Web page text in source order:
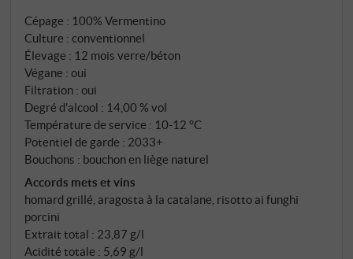
se passe-t-il si l'on donne du temps au Vermentino ?
C'est-à-dire du vrai temps. Vendanges manuelles à
partir de mi-septembre, refroidissement
immédiatement après l'égrappage, brève
macération à basse température, fermentation en
cuves inox à 16-18 °C avec bâtonnage. Jusqu'ici, la
Life Edition correspond au fameux Sciala. Puis vient
la différence : 12 mois d'élevage à parts égales dans
des conteneurs en verre de 225 litres et des œufs en
béton de 700 litres – deux récipients neutres,
pauvres en oxygène, qui façonnent le vin sans le
surcharger. Ensuite, au moins 9 mois en bouteille.
Cépage : 100% Vermentino
Culture : conventionnel
Élevage : 12 mois verre/béton
Végane : oui
Filtration : oui
Degré d'alcool : 14,00 % vol
Température de service : 10‑12 °C
Potentiel de garde : 2033+
Bouchons : bouchon en liège naturel
Accords mets et vins
homard grillé, aragosta à la catalane, risotto ai funghi
porcini
Extrait total : 23,87 g/l
Acidité totale : 5,69 g/l